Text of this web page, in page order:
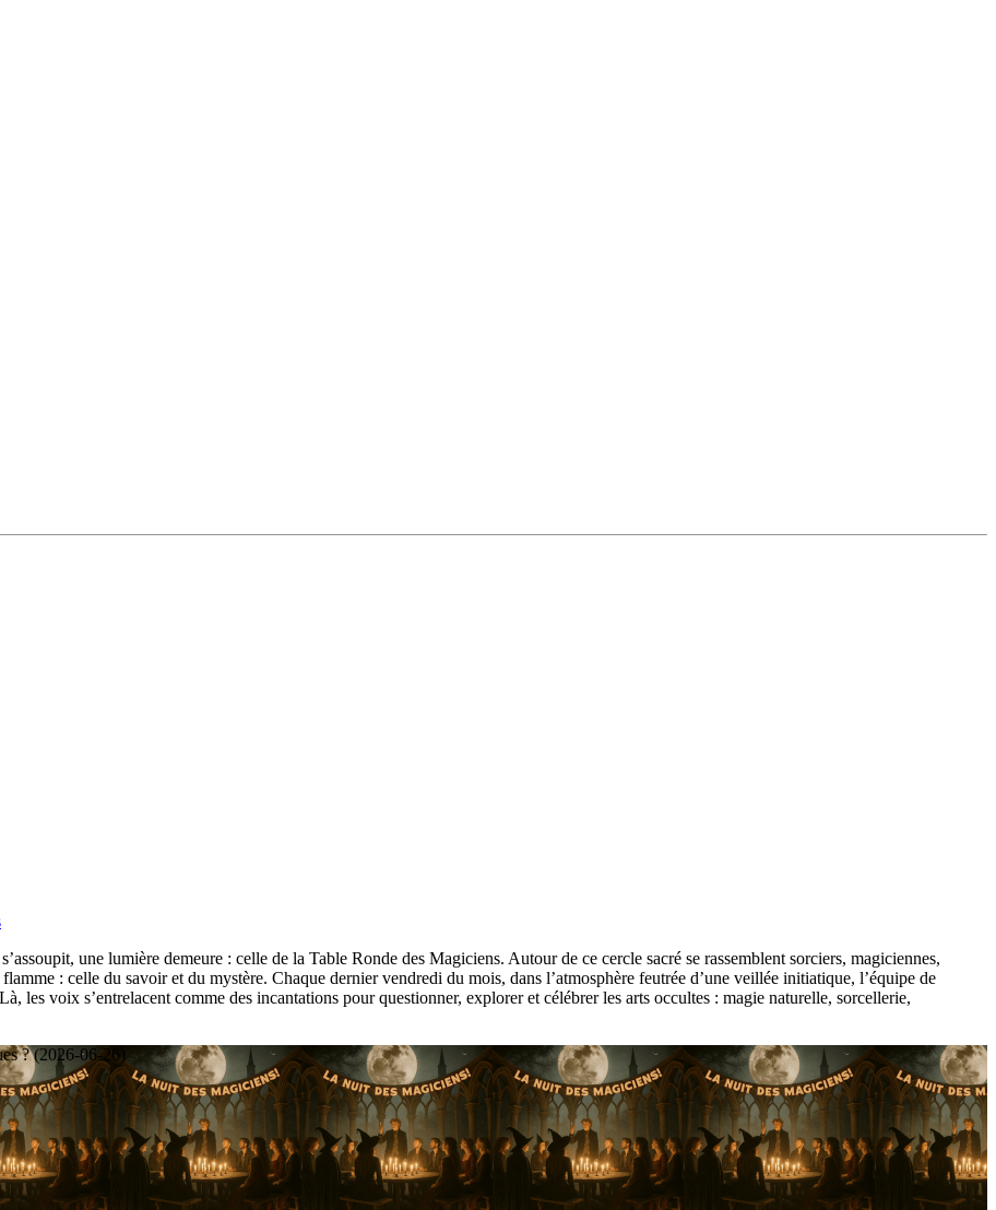
une lumière demeure : celle de la Table Ronde des Magiciens. Autour de ce cercle sacré se rassemblent sorciers, magiciennes,
: celle du savoir et du mystère. Chaque dernier vendredi du mois, dans l’atmosphère feutrée d’une veillée initiatique, l’équipe de
les voix s’entrelacent comme des incantations pour questionner, explorer et célébrer les arts occultes : magie naturelle, sorcellerie,
? (2026-06-26)